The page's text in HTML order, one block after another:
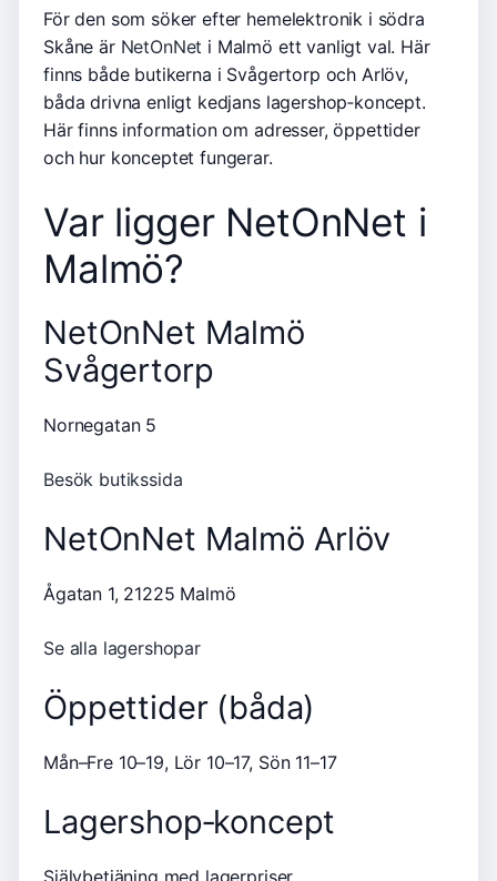
För den som söker efter hemelektronik i södra
Skåne är NetOnNet i Malmö ett vanligt val. Här
finns både butikerna i Svågertorp och Arlöv,
båda drivna enligt kedjans lagershop‑koncept.
Här finns information om adresser, öppettider
och hur konceptet fungerar.
Var ligger NetOnNet i
Malmö?
NetOnNet Malmö
Svågertorp
Nornegatan 5
Besök butikssida
NetOnNet Malmö Arlöv
Ågatan 1, 21225 Malmö
Se alla lagershopar
Öppettider (båda)
Mån–Fre 10–19, Lör 10–17, Sön 11–17
Lagershop‑koncept
Självbetjäning med lagerpriser